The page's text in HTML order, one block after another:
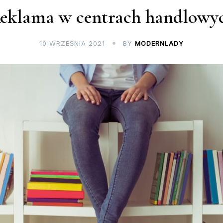
w centrach
10 WRZEŚNIA 2021 BY MODERNLADY